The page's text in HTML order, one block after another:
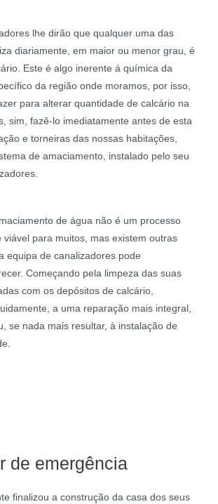
lhe dirão que qualquer uma das
diariamente, em maior ou menor grau, é
Este é algo inerente á química da
da região onde moramos, por isso,
para alterar quantidade de calcário na
sim, fazê-lo imediatamente antes de esta
e torneiras das nossas habitações,
de amaciamento, instalado pelo seu
de água não é um processo
viável para muitos, mas existem outras
equipa de canalizadores pode
Começando pela limpeza das suas
com os depósitos de calcário,
a uma reparação mais integral,
se nada mais resultar, à instalação de
de emergência
finalizou a construção da casa dos seus